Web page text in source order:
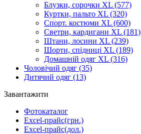
Блузки, сорочки XL (577)
Куртки, пальто XL (320)
Спорт. костюми XL (600)
Светри, кардигани XL (181)
Штани, лосини XL (239)
Шорти, спідниці XL (189)
Домашній одяг XL (316)
Чоловічий одяг (35)
Дитячий одяг (13)
Завантажити
Фотокаталог
Excel-прайс(грн.)
Excel-прайс(дол.)